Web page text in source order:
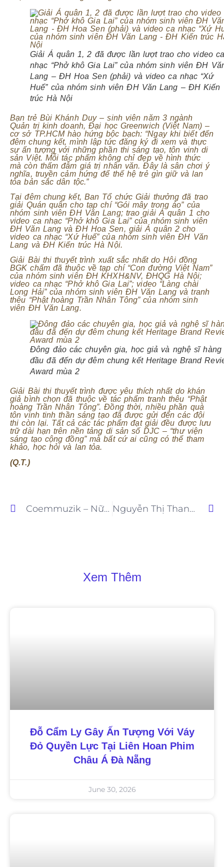
Giải Á quân 1, 2 đã được lần lượt trao cho video
nhạc “Phở khô Gia Lai” của nhóm sinh viên ĐH
Lang – ĐH Hoa Sen (phải) và video ca nhạc “Xứ
Huế” của nhóm sinh viên ĐH Văn Lang – ĐH Kiến
trúc Hà Nội
Bạn trẻ Bùi Khánh Duy – sinh viên năm 3 ngành
Quản trị kinh doanh, Đại học Greenwich (Việt Nam) –
cơ sở TP.HCM hào hứng bộc bạch: “Ngay khi biết đến
đêm chung kết, mình lập tức đăng ký đi xem và thực
sự ấn tượng với những phần thi sáng tạo, tôn vinh di
sản Việt. Mỗi tác phẩm không chỉ đẹp về hình thức
mà còn thấm đẫm giá trị nhân văn. Đây là sân chơi ý
nghĩa, truyền cảm hứng để thế hệ trẻ gìn giữ và lan
tỏa bản sắc dân tộc.”
Tại đêm chung kết, Ban Tổ chức Giải thưởng đã trao
giải Quán quân cho tạp chí “Gói mây trong áo” của
nhóm sinh viên ĐH Văn Lang; trao giải Á quân 1 cho
video ca nhạc “Phở khô Gia Lai” của nhóm sinh viên
ĐH Văn Lang và ĐH Hoa Sen, giải Á quân 2 cho
video ca nhạc “Xứ Huế” của nhóm sinh viên ĐH Văn
Lang và ĐH Kiến trúc Hà Nội.
Giải Bài thi thuyết trình xuất sắc nhất do Hội đồng
BGK chấm đã thuộc về tạp chí “Con đường Việt Nam”
của nhóm sinh viên ĐH KHXH&NV, ĐHQG Hà Nội;
video ca nhạc “Phở khô Gia Lai”; video “Làng chài
Long Hải” của nhóm sinh viên ĐH Văn Lang và tranh
thêu “Phật hoàng Trần Nhân Tông” của nhóm sinh
viên ĐH Văn Lang.
Đông đảo các chuyên gia, học giả và nghệ sĩ hàng
đầu đã đến dự đêm chung kết Heritage Brand
Award mùa 2
Giải Bài thi thuyết trình được yêu thích nhất do khán
giả bình chọn đã thuộc về tác phẩm tranh thêu “Phật
hoàng Trần Nhân Tông”. Đồng thời, nhiều phần quà
tôn vinh tinh thần sáng tạo đã được gửi đến các đội
thi còn lại. Tất cả các tác phẩm đạt giải đều được lưu
trữ dài hạn trên nền tảng di sản số DJC – “thư viện
sáng tạo cộng đồng” mà bất cứ ai cũng có thể tham
khảo, học hỏi và lan tỏa.
(Q.T.)
Coemmuzik – Nữ Producer Trẻ Chạm Cảm Xúc Bằng Âm Nhạc Tự Do Và Cá Tính Nguyễn Thị Thanh Hằng tỏa sáng tại Miss Heritage International 2025 – Hành trình quảng bá vẻ đẹp và văn hóa Việt Nam trên đấu trường quốc tế
Xem Thêm
Đỗ Cẩm Ly Gây Ấn Tượng Với Váy
Đỏ Quyền Lực Tại Liên Hoan Phim
Châu Á Đà Nẵng
June 30, 2026